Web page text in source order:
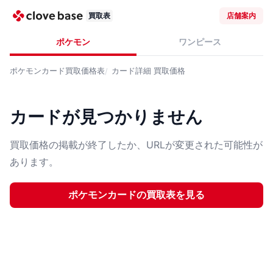
買取表 店舗案内
ポケモン ワンピース
ポケモンカード買取価格表 カード詳細 買取価格
カードが見つかりません
買取価格の掲載が終了したか、URLが変更された可能性が
あります。
ポケモンカードの買取表を見る